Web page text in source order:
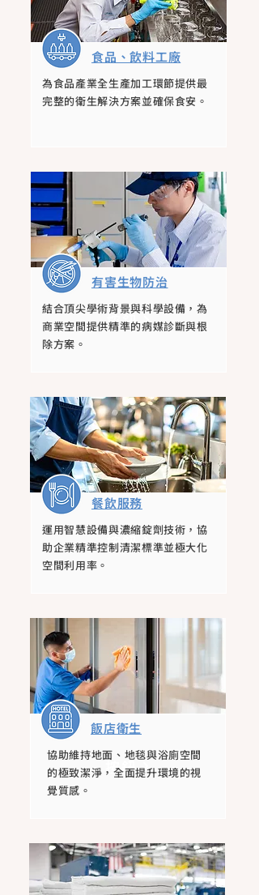
按鈕
為食品產業全生產加工環節提供最
完整的衛生解決方案並確保食安。
食品、飲料工廠
按鈕
結合頂尖學術背景與科學設備，為
商業空間提供精準的病媒診斷與根
除方案。
有害生物防治
按鈕
運用智慧設備與濃縮錠劑技術，協
助企業精準控制清潔標準並極大化
空間利用率。
​餐飲服務
按鈕
協助維持地面、地毯與浴廁空間
的極致潔淨，全面提升環境的視
覺質感。
飯店衛生